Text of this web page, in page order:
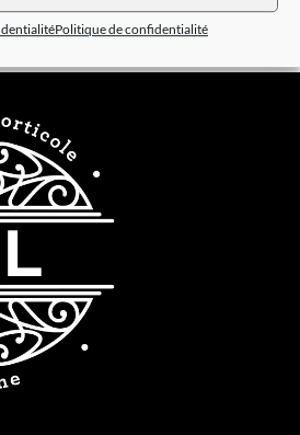
Politique de confidentialité